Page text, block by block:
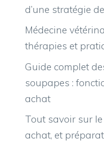
d’une stratégie
Médecine
thérapies et
Guide complet
soupapes :
achat
Tout savoir sur
achat, et